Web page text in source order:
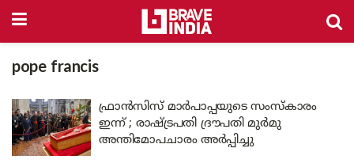
pope francis
ഫ്രാൻസിസ് മാർപാപ്പയുടെ സംസ്കാരം
ഇന്ന് ; രാഷ്ട്രപതി ദ്രൗപതി മുർമു
അന്തിമോപചാരം അർപ്പിച്ചു